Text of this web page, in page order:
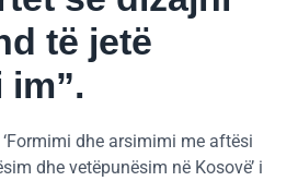
të jetë
dhe arsimimi me aftësi
dhe vetëpunësim në Kosovë’ i